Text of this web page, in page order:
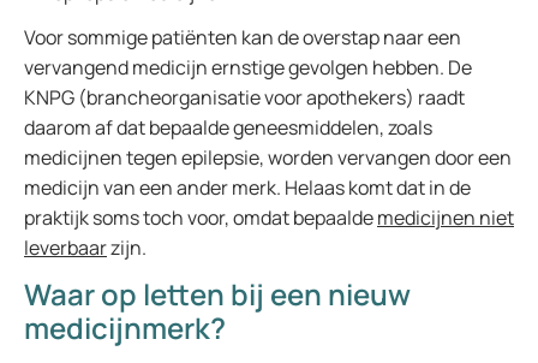
Voor sommige patiënten kan de overstap naar een
vervangend medicijn ernstige gevolgen hebben. De
KNPG (brancheorganisatie voor apothekers) raadt
daarom af dat bepaalde geneesmiddelen, zoals
medicijnen tegen epilepsie, worden vervangen door een
medicijn van een ander merk. Helaas komt dat in de
praktijk soms toch voor, omdat bepaaldemedicijnen niet
leverbaarzijn.
Waar op letten bij een nieuw
medicijnmerk?